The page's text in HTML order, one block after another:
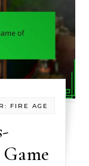
FIRE AGE